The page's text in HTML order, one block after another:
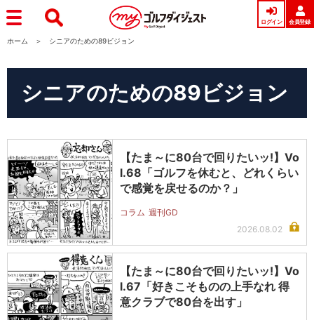
ログイン 会員登録
ホーム シニアのための89ビジョン
シニアのための89ビジョン
【たま～に80台で回りたいッ!】Vo
l.68「ゴルフを休むと、どれくらい
で感覚を戻せるのか？」
コラム 週刊GD
2026.08.02
【たま～に80台で回りたいッ!】Vo
l.67「好きこそものの上手なれ 得
意クラブで80台を出す」